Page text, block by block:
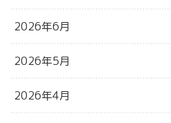
2026年6月
2026年5月
2026年4月